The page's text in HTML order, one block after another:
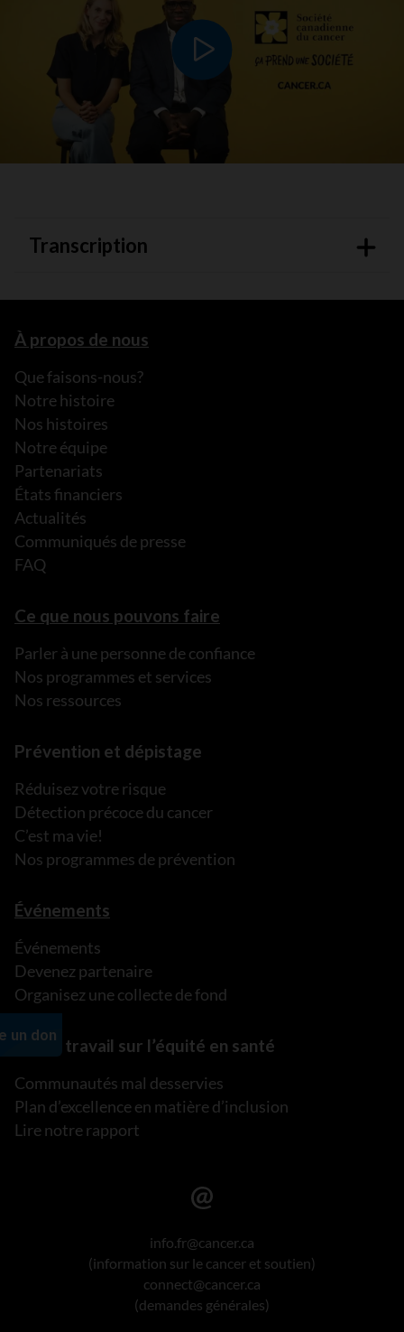
Lire le vidéo
Transcription
À propos de nous
Que faisons-nous?
Notre histoire
Nos histoires
Notre équipe
Partenariats
États financiers
Actualités
Communiqués de presse
FAQ
Ce que nous pouvons faire
Parler à une personne de confiance
Nos programmes et services
Nos ressources
Prévention et dépistage
Réduisez votre risque
Détection précoce du cancer
C’est ma vie!
Nos programmes de prévention
Événements
Événements
Devenez partenaire
Organisez une collecte de fond
Notre travail sur l’équité en santé
Communautés mal desservies
Plan d’excellence en matière d’inclusion
Lire notre rapport
info.fr@cancer.ca
(information sur le cancer et soutien)
connect@cancer.ca
(demandes générales)